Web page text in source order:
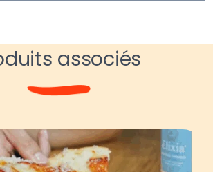
associés